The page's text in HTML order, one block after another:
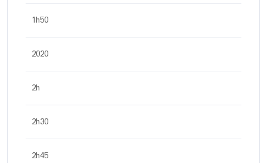
1h50
2020
2h
2h30
2h45